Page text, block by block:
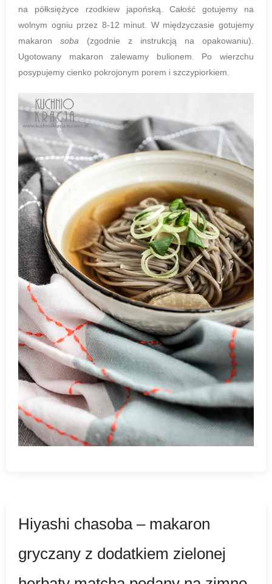
na półksiężyce rzodkiew japońską. Całość gotujemy na
wolnym ogniu przez 8-12 minut. W międzyczasie gotujemy
makaron soba (zgodnie z instrukcją na opakowaniu).
Ugotowany makaron zalewamy bulionem. Po wierzchu
posypujemy cienko pokrojonym porem i szczypiorkiem.
Hiyashi chasoba – makaron
gryczany z dodatkiem zielonej